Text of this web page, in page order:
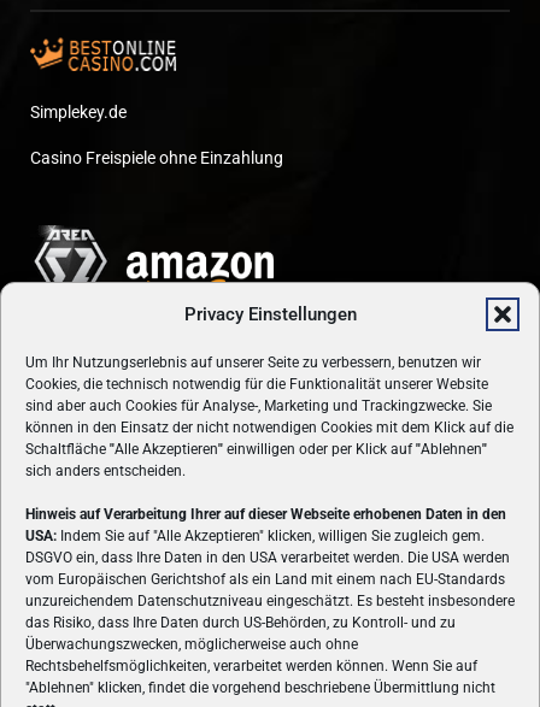
Privacy Einstellungen
Um Ihr Nutzungserlebnis auf unserer Seite zu verbessern, benutzen wir
Cookies, die technisch notwendig für die Funktionalität unserer Website
sind aber auch Cookies für Analyse-, Marketing und Trackingzwecke. Sie
können in den Einsatz der nicht notwendigen Cookies mit dem Klick auf die
Schaltfläche "Alle Akzeptieren" einwilligen oder per Klick auf"Ablehnen"
sich anders entscheiden.
Hinweis auf Verarbeitung Ihrer auf dieser Webseite erhobenen Daten in den
USA: Indem Sie auf "Alle Akzeptieren" klicken, willigen Sie zugleich gem.
DSGVO ein, dass Ihre Daten in den USA verarbeitet werden. Die USA werden
vom Europäischen Gerichtshof als ein Land mit einem nach EU-Standards
unzureichendem Datenschutzniveau eingeschätzt. Es besteht insbesondere
das Risiko, dass Ihre Daten durch US-Behörden, zu Kontroll- und zu
Überwachungszwecken, möglicherweise auch ohne
Rechtsbehelfsmöglichkeiten, verarbeitet werden können. Wenn Sie auf
"Ablehnen" klicken, findet die vorgehend beschriebene Übermittlung nicht
Simplekey.de
Casino Freispiele ohne Einzahlung
ÜBER UNS
VON GAMERN, FÜR GAMER! Gamers.at ist das älteste Online-
Spielemagazin Österreichs und bringt täglich aktuelle News,
Reviews und Videos zu PC- und Konsolenspielen, Gaming-
Hardware und aus der Welt des e-Sport's.